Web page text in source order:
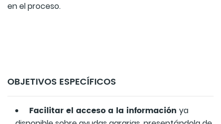
en el proceso.
OBJETIVOS ESPECÍFICOS
Facilitar el acceso a la información ya